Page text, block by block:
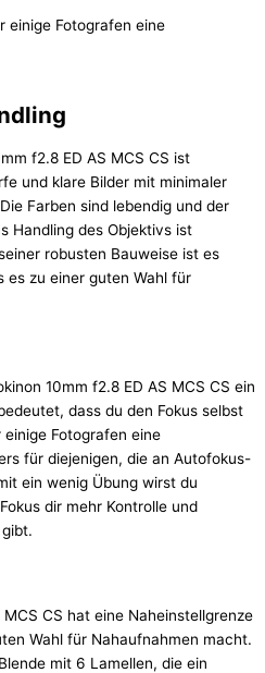
einige Fotografen eine
f2.8 ED AS MCS CS ist
und klare Bilder mit minimaler
Farben sind lebendig und der
Handling des Objektivs ist
robusten Bauweise ist es
es zu einer guten Wahl für
10mm f2.8 ED AS MCS CS ein
dass du den Fokus selbst
Fotografen eine
für diejenigen, die an Autofokus-
ein wenig Übung wirst du
dir mehr Kontrolle und
CS hat eine Naheinstellgrenze
Wahl für Nahaufnahmen macht.
mit 6 Lamellen, die ein